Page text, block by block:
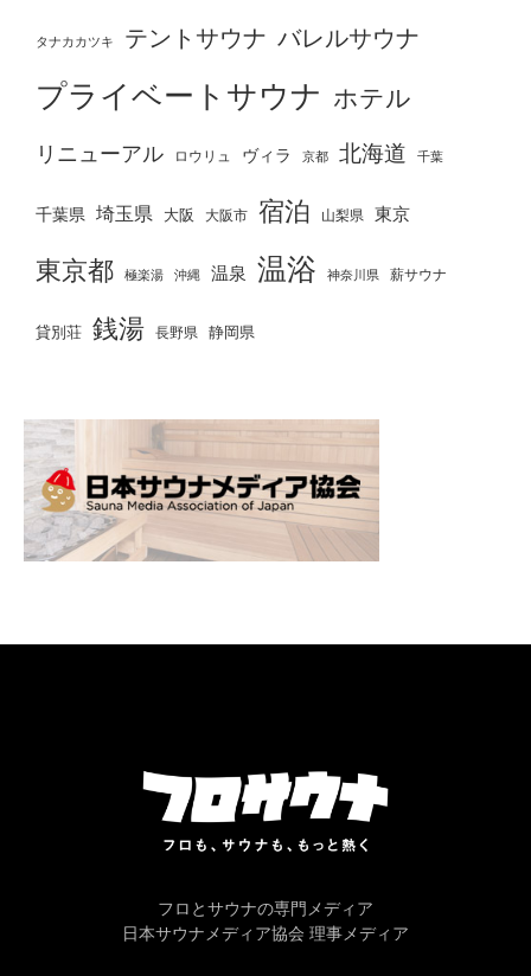
タナカカツキ テントサウナ バレルサウナ
プライベートサウナ ホテル
リニューアル ロウリュ ヴィラ 京都 北海道 千葉
千葉県 埼玉県 大阪 大阪市 宿泊 山梨県 東京
東京都 極楽湯 沖縄 温泉 温浴 神奈川県 薪サウナ
貸別荘 銭湯 長野県 静岡県
フロとサウナの専門メディア
日本サウナメディア協会 理事メディア